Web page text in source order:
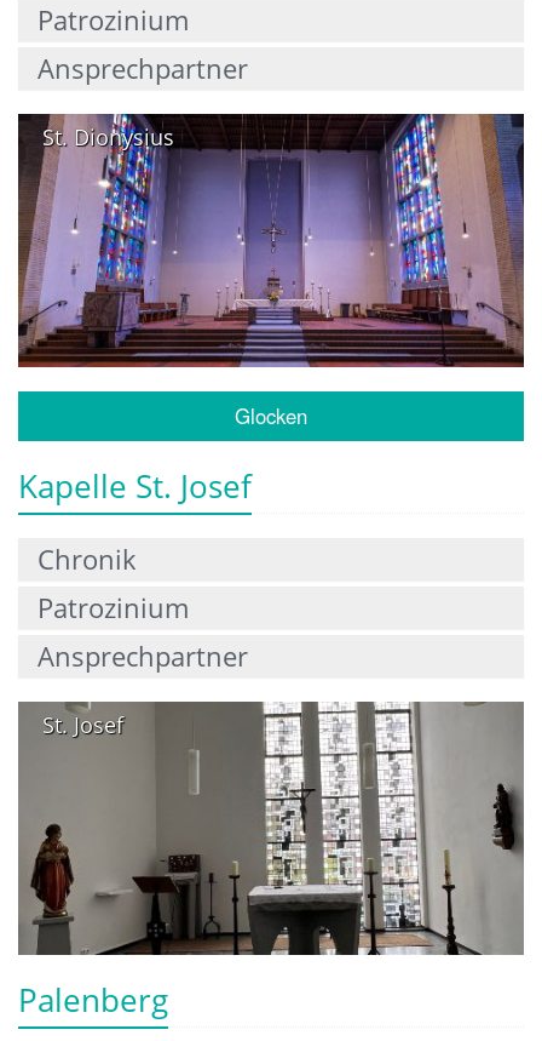
Patrozinium
Ansprechpartner
St. Dionysius
Glocken
Kapelle St. Josef
Chronik
Patrozinium
Ansprechpartner
St. Josef
Palenberg